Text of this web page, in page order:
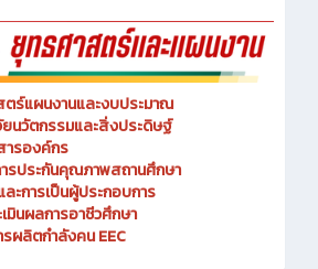
ร์แผนงานและงบประมาณ
นวัตกรรมและสิ่งประดิษฐ์
รองค์กร
รประกันคุณภาพสถานศึกษา
ะการเป็นผู้ประกอบการ
มินผลการอาชีวศึกษา
ผลิตกำลังคน EEC